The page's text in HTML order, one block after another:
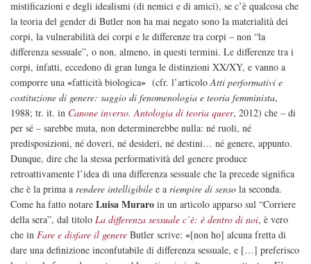
mistificazioni e degli idealismi (di nemici e di amici), se c’è qualcosa che
la teoria del gender di Butler non ha mai negato sono la materialità dei
corpi, la vulnerabilità dei corpi e le differenze tra corpi – non “la
differenza sessuale”, o non, almeno, in questi termini. Le differenze tra i
corpi, infatti, eccedono di gran lunga le distinzioni XX/XY, e vanno a
comporre una «fatticità biologica» (cfr. l’articoloAtti performativi e
costituzione di genere: saggio di fenomenologia e teoria femminista,
1988; tr. it. in Canone inverso. Antologia di teoria queer, 2012) che – di
per sé – sarebbe muta, non determinerebbe nulla: né ruoli, né
predisposizioni, né doveri, né desideri, né destini… né genere, appunto.
Dunque, dire che la stessa performatività del genere produce
retroattivamente l’idea di una differenza sessuale che la precede significa
che è la prima a rendere intelligibile e a riempire di senso la seconda.
Come ha fatto notare Luisa Muraro in un articolo apparso sul “Corriere
della sera”, dal titolo La differenza sessuale c’è: è dentro di noi, è vero
che in Fare e disfare il genere Butler scrive: «[non ho] alcuna fretta di
dare una definizione inconfutabile di differenza sessuale, e […] preferisco